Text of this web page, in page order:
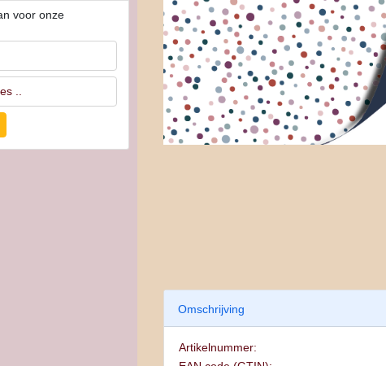
voor onze
Omschrijving
Artikelnummer: